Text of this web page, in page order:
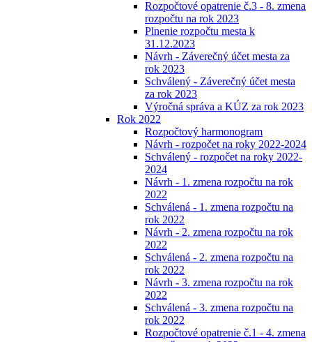
Rozpočtové opatrenie č.3 - 8. zmena
rozpočtu na rok 2023
Plnenie rozpočtu mesta k
31.12.2023
Návrh - Záverečný účet mesta za
rok 2023
Schválený - Záverečný účet mesta
za rok 2023
Výročná správa a KÚZ za rok 2023
Rok 2022
Rozpočtový harmonogram
Návrh - rozpočet na roky 2022-2024
Schválený - rozpočet na roky 2022-
2024
Návrh - 1. zmena rozpočtu na rok
2022
Schválená - 1. zmena rozpočtu na
rok 2022
Návrh - 2. zmena rozpočtu na rok
2022
Schválená - 2. zmena rozpočtu na
rok 2022
Návrh - 3. zmena rozpočtu na rok
2022
Schválená - 3. zmena rozpočtu na
rok 2022
Rozpočtové opatrenie č.1 - 4. zmena